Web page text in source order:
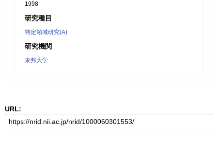
1998
研究種目
特定領域研究(A)
研究機関
東邦大学
URL: